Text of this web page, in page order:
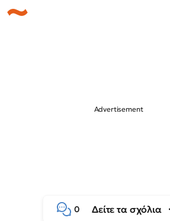
0 Δείτε τα σχόλια